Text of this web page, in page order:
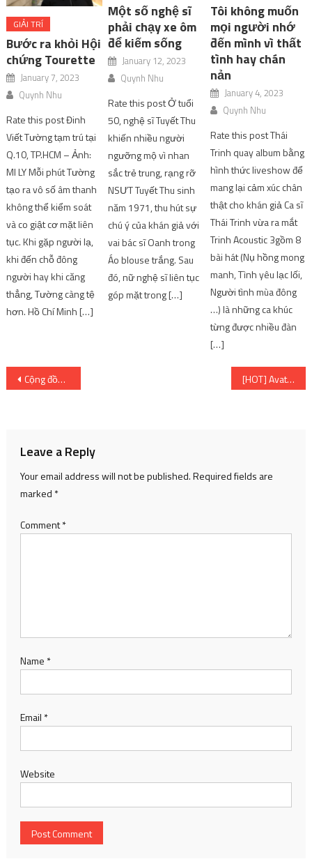
GIẢI TRÍ
Bước ra khỏi Hội
chứng Tourette
January 7, 2023
Quynh Nhu
Rate this post Đinh
Viết Tường tạm trú tại
Q.10, TP.HCM – Ảnh:
MI LY Mỗi phút Tường
tạo ra vô số âm thanh
không thể kiểm soát
và co giật cơ mặt liên
tục. Khi gặp người lạ,
khi đến chỗ đông
người hay khi căng
thẳng, Tường càng tệ
hơn. Hồ Chí Minh […]
Một số nghệ sĩ
phải chạy xe ôm
để kiếm sống
January 12, 2023
Quynh Nhu
Rate this post Ở tuổi
50, nghệ sĩ Tuyết Thu
khiến nhiều người
ngưỡng mộ vì nhan
sắc trẻ trung, rạng rỡ
NSƯT Tuyết Thu sinh
năm 1971, thu hút sự
chú ý của khán giả với
vai bác sĩ Oanh trong
Áo blouse trắng. Sau
đó, nữ nghệ sĩ liên tục
góp mặt trong […]
Tôi không muốn
mọi người nhớ
đến mình vì thất
tình hay chán
nản
January 4, 2023
Quynh Nhu
Rate this post Thái
Trinh quay album bằng
hình thức liveshow để
mang lại cảm xúc chân
thật cho khán giả Ca sĩ
Thái Trinh vừa ra mắt
Trinh Acoustic 3gồm 8
bài hát (Nụ hồng mong
manh, Tình yêu lạc lối,
Người tình mùa đông
…) là những ca khúc
từng được nhiều đàn
[…]
Post
Cộng đồng quốc tế đánh giá khả năng lọt vào Vòng bảng của Saigon Buffalo | SharingFunVN [HOT] Avatar 1 sẽ chứa những thước phim đặc biệt đầu tiên của Avatar 2 | SharingFunVN
Leave a Reply
Your email address will not be published.Required fields are
marked *
Comment*
Name *
Email *
Website